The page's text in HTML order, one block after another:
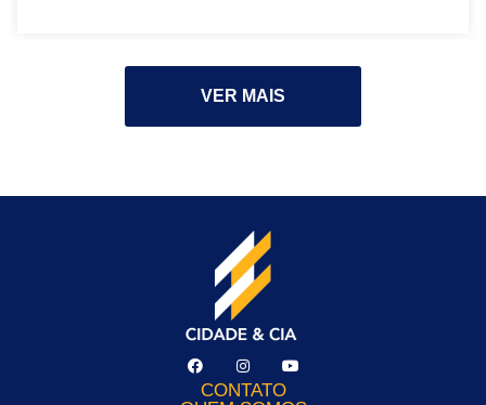
VER MAIS
CONTATO